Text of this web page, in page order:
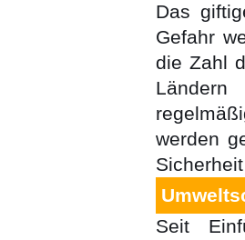
Das
Gefahr
die Zahl
werden
Seit